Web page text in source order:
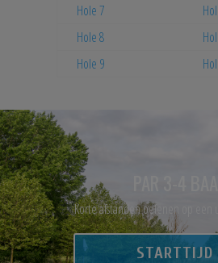
Hole 7
Hole 8
Hole 9
Korte afstanden oefenen op een
STARTTIJD